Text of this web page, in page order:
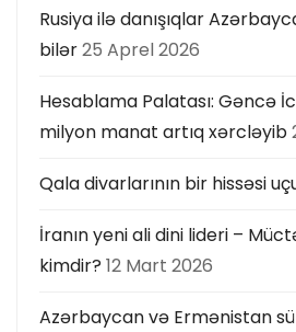
Rusiya ilə danışıqlar
bilər25 Aprel 2026
Hesablama Palatası: Gəncə
milyon manat artıq xərcləyib
Qala divarlarının bir hissəsi
İranın yeni ali dini lideri –
kimdir? 12 Mart 2026
Azərbaycan və Ermənistan